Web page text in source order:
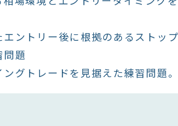
エントリー後に根拠のあるストッ
問題
グトレードを見据えた練習問題。